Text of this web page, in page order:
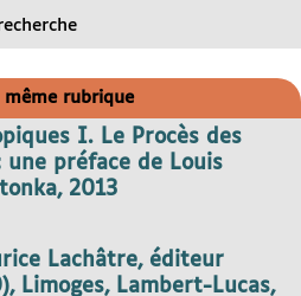
même rubrique
I. Le Procès des
une préface de Louis
2013
Lachâtre, éditeur
Limoges, Lambert-Lucas,